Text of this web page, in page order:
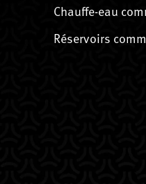
Chauffe-eau
Réservoirs